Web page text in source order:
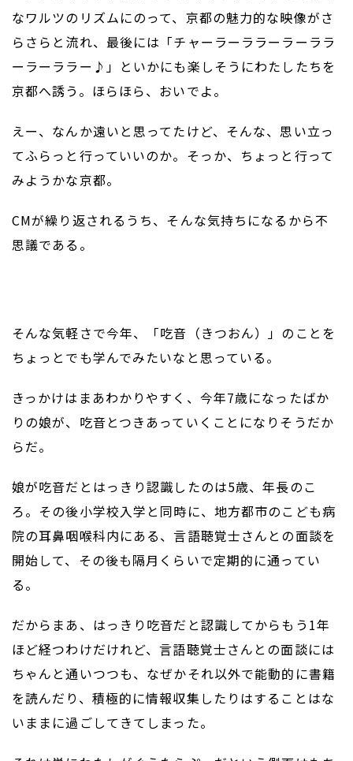
なワルツのリズムにのって、京都の魅力的な映像がさ
らさらと流れ、最後には「チャーラーララーラーララ
ーラーララー♪」といかにも楽しそうにわたしたちを
京都へ誘う。ほらほら、おいでよ。
えー、なんか遠いと思ってたけど、そんな、思い立っ
てふらっと行っていいのか。そっか、ちょっと行って
みようかな京都。
CMが繰り返されるうち、そんな気持ちになるから不
思議である。
そんな気軽さで今年、「吃音（きつおん）」のことを
ちょっとでも学んでみたいなと思っている。
きっかけはまあわかりやすく、今年7歳になったばか
りの娘が、吃音とつきあっていくことになりそうだか
らだ。
娘が吃音だとはっきり認識したのは5歳、年長のこ
ろ。その後小学校入学と同時に、地方都市のこども病
院の耳鼻咽喉科内にある、言語聴覚士さんとの面談を
開始して、その後も隔月くらいで定期的に通ってい
る。
だからまあ、はっきり吃音だと認識してからもう1年
ほど経つわけだけれど、言語聴覚士さんとの面談には
ちゃんと通いつつも、なぜかそれ以外で能動的に書籍
を読んだり、積極的に情報収集したりはすることはな
いままに過ごしてきてしまった。